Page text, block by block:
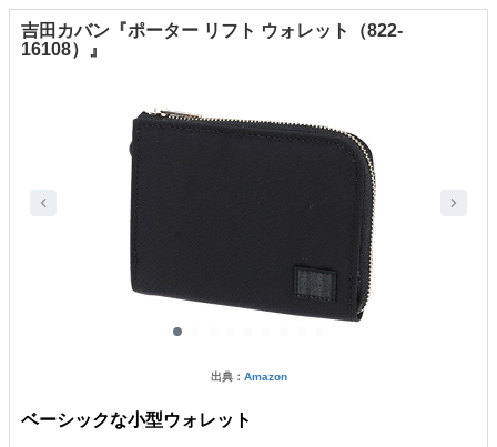
吉田カバン『ポーター リフト ウォレット（822-
16108）』
出典： Amazon
ベーシックな小型ウォレット